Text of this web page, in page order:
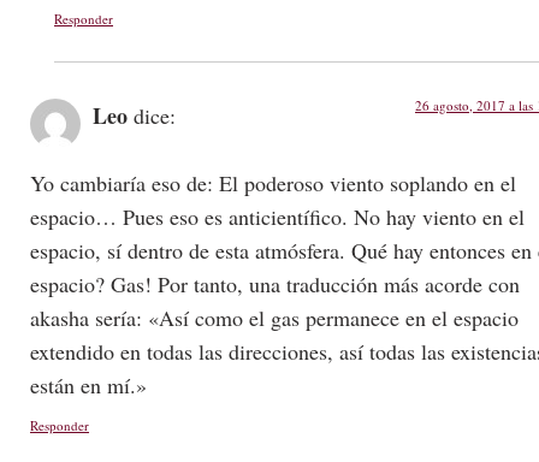
Responder
Leo dice: 26 agosto, 2017 a las
Yo cambiaría eso de: El poderoso viento soplando en el
espacio… Pues eso es anticientífico. No hay viento en el
espacio, sí dentro de esta atmósfera. Qué hay entonces en
espacio? Gas! Por tanto, una traducción más acorde con
akasha sería: «Así como el gas permanece en el espacio
extendido en todas las direcciones, así todas las
están en mí.»
Responder